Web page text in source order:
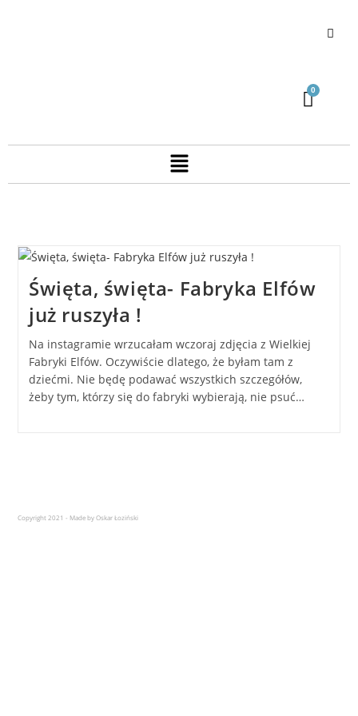
Święta, święta- Fabryka Elfów
już ruszyła !
Na instagramie wrzucałam wczoraj zdjęcia z Wielkiej
Fabryki Elfów. Oczywiście dlatego, że byłam tam z
dziećmi. Nie będę podawać wszystkich szczegółów,
żeby tym, którzy się do fabryki wybierają, nie psuć…
Copyright 2021 - Made by Oskar Łoziński